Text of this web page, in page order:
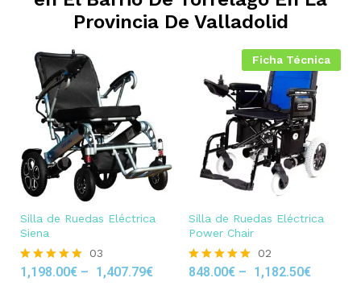
Provincia De Valladolid
Silla de Ruedas Eléctrica
Siena
Rated
03
1,198.00€ – 1,407.79€
Ficha Técnica
Silla de Ruedas Eléctrica
Power Chair
Rated
02
848.00€ – 1,182.50€